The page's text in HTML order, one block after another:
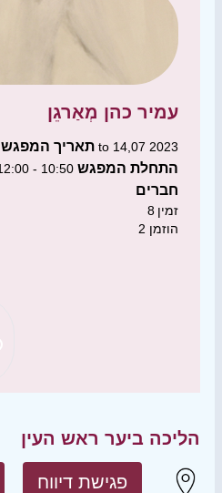
עמיר כהן מְאַרגֵן
תאריך המפגש 14,07 2023 to 14,07 2023
התחלת המפגש 10:50 - 12:00
חברים
8 זמין
2 הוזמן
הליכה ביער ראש העין
פגישת דיווח